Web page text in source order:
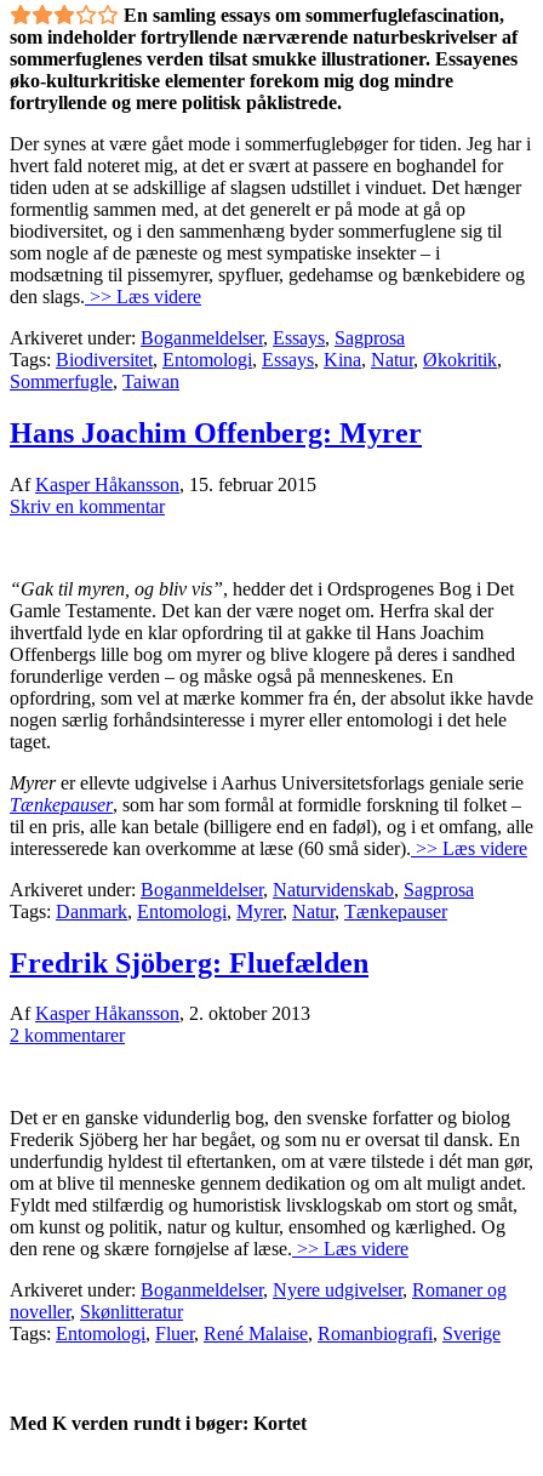
En samling essays om sommerfuglefascination,
som indeholder fortryllende nærværende naturbeskrivelser af
sommerfuglenes verden tilsat smukke illustrationer. Essayenes
øko-kulturkritiske elementer forekom mig dog mindre
fortryllende og mere politisk påklistrede.
Der synes at være gået mode i sommerfuglebøger for tiden. Jeg har i
hvert fald noteret mig, at det er svært at passere en boghandel for
tiden uden at se adskillige af slagsen udstillet i vinduet. Det hænger
formentlig sammen med, at det generelt er på mode at gå op
biodiversitet, og i den sammenhæng byder sommerfuglene sig til
som nogle af de pæneste og mest sympatiske insekter – i
modsætning til pissemyrer, spyfluer, gedehamse og bænkebidere og
den slags. >> Læs videre
Arkiveret under: Boganmeldelser, Essays, Sagprosa
Tags: Biodiversitet, Entomologi, Essays, Kina, Natur, Økokritik,
Sommerfugle, Taiwan
Hans Joachim Offenberg: Myrer
AfKasper Håkansson, 15. februar 2015
Skriv en kommentar
“Gak til myren, og bliv vis”, hedder det i Ordsprogenes Bog i Det
Gamle Testamente. Det kan der være noget om. Herfra skal der
ihvertfald lyde en klar opfordring til at gakke til Hans Joachim
Offenbergs lille bog om myrer og blive klogere på deres i sandhed
forunderlige verden – og måske også på menneskenes. En
opfordring, som vel at mærke kommer fra én, der absolut ikke havde
nogen særlig forhåndsinteresse i myrer eller entomologi i det hele
taget.
Myrerer ellevte udgivelse i Aarhus Universitetsforlags geniale serie
Tænkepauser, som har som formål at formidle forskning til folket –
til en pris, alle kan betale (billigere end en fadøl), og i et omfang, alle
interesserede kan overkomme at læse (60 små sider). >> Læs videre
Arkiveret under: Boganmeldelser, Naturvidenskab, Sagprosa
Tags: Danmark, Entomologi, Myrer, Natur, Tænkepauser
Fredrik Sjöberg: Fluefælden
AfKasper Håkansson, 2. oktober 2013
2 kommentarer
Det er en ganske vidunderlig bog, den svenske forfatter og biolog
Frederik Sjöberg her har begået, og som nu er oversat til dansk. En
underfundig hyldest til eftertanken, om at være tilstede i dét man gør,
om at blive til menneske gennem dedikation og om alt muligt andet.
Fyldt med stilfærdig og humoristisk livsklogskab om stort og småt,
om kunst og politik, natur og kultur, ensomhed og kærlighed. Og
den rene og skære fornøjelse af læse. >> Læs videre
Arkiveret under: Boganmeldelser, Nyere udgivelser, Romaner og
noveller, Skønlitteratur
Tags: Entomologi, Fluer, René Malaise, Romanbiografi, Sverige
Med K verden rundt i bøger: Kortet